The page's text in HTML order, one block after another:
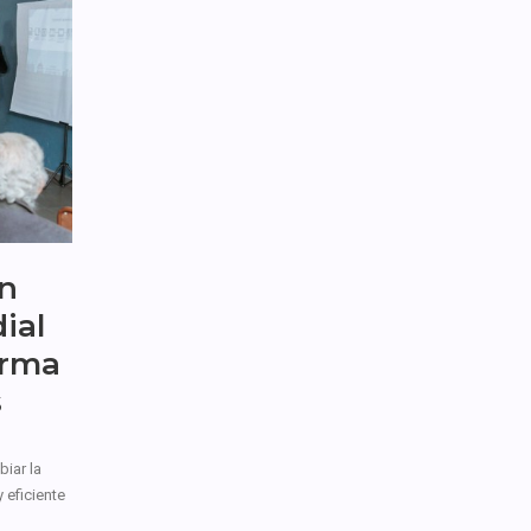
la
eficiente